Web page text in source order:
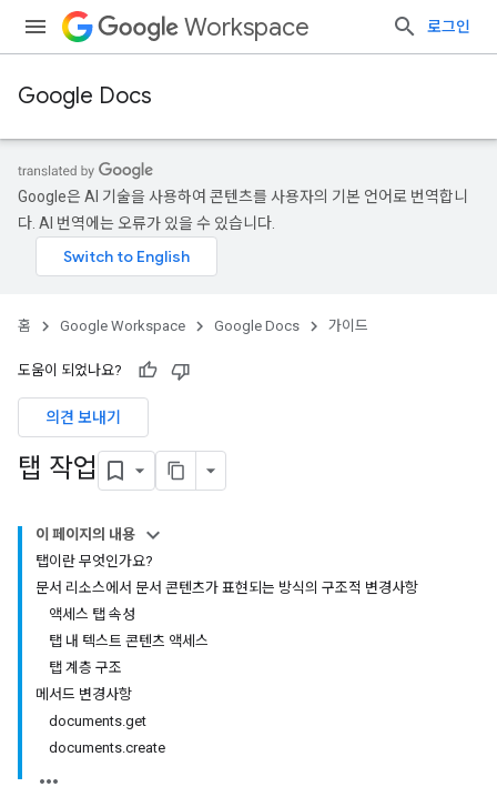
Workspace 로그인
Google Docs
Google은 AI 기술을 사용하여 콘텐츠를 사용자의 기본 언어로 번역합니
다. AI 번역에는 오류가 있을 수 있습니다.
홈 Google Workspace Google Docs 가이드
도움이 되었나요?
의견 보내기
탭 작업
이 페이지의 내용
탭이란 무엇인가요?
문서 리소스에서 문서 콘텐츠가 표현되는 방식의 구조적 변경사항
액세스 탭 속성
탭 내 텍스트 콘텐츠 액세스
탭 계층 구조
메서드 변경사항
documents.get
documents.create